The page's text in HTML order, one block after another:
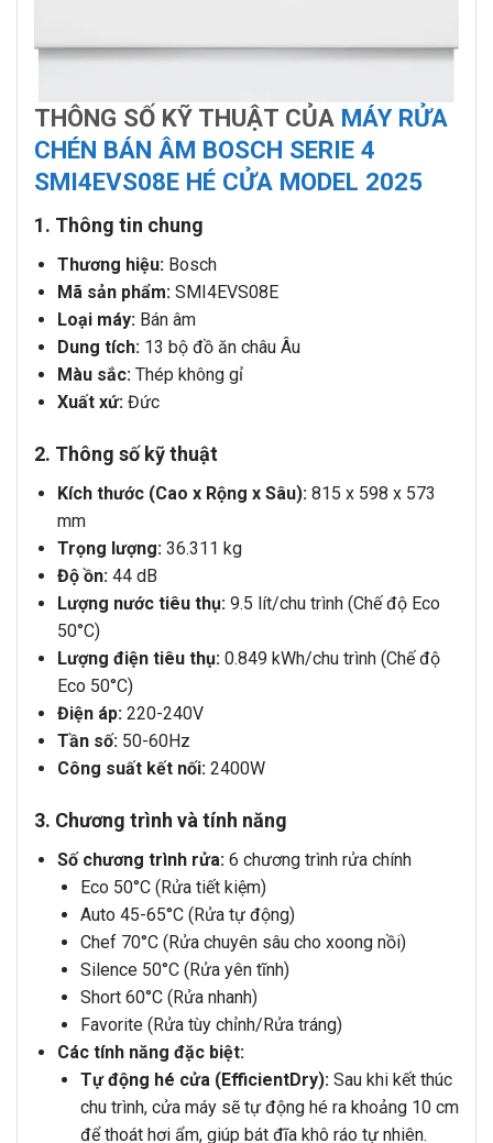
THÔNG SỐ KỸ THUẬT CỦA MÁY RỬA
CHÉN BÁN ÂM BOSCH SERIE 4
SMI4EVS08E HÉ CỬA MODEL 2025
1. Thông tin chung
Thương hiệu:Bosch
Mã sản phẩm:SMI4EVS08E
Loại máy:Bán âm
Dung tích:13 bộ đồ ăn châu Âu
Màu sắc:Thép không gỉ
Xuất xứ:Đức
2. Thông số kỹ thuật
Kích thước (Cao x Rộng x Sâu):815 x 598 x 573
mm
Trọng lượng:36.311 kg
Độ ồn:44 dB
Lượng nước tiêu thụ:9.5 lít/chu trình (Chế độ Eco
50°C)
Lượng điện tiêu thụ:0.849 kWh/chu trình (Chế độ
Eco 50°C)
Điện áp:220-240V
Tần số:50-60Hz
Công suất kết nối:2400W
3. Chương trình và tính năng
Số chương trình rửa:6 chương trình rửa chính
Eco 50°C (Rửa tiết kiệm)
Auto 45-65°C (Rửa tự động)
Chef 70°C (Rửa chuyên sâu cho xoong nồi)
Silence 50°C (Rửa yên tĩnh)
Short 60°C (Rửa nhanh)
Favorite (Rửa tùy chỉnh/Rửa tráng)
Các tính năng đặc biệt:
Tự động hé cửa (EfficientDry):Sau khi kết thúc
chu trình, cửa máy sẽ tự động hé ra khoảng 10 cm
để thoát hơi ẩm, giúp bát đĩa khô ráo tự nhiên.